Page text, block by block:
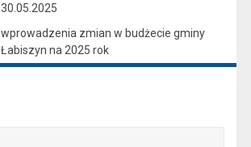
30.05.2025
wprowadzenia zmian w budżecie gminy
Łabiszyn na 2025 rok